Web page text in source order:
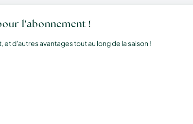
l'abonnement !
d'autres avantages tout au long de la saison !